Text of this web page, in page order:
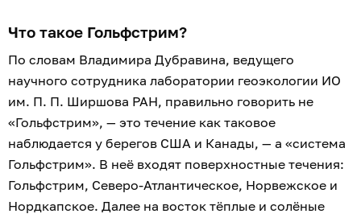
Что такое Гольфстрим?
По словам Владимира Дубравина, ведущего
научного сотрудника лаборатории геоэкологии ИО
им. П. П. Ширшова РАН, правильно говорить не
«Гольфстрим», — это течение как таковое
наблюдается у берегов США и Канады, — а «система
Гольфстрим». В неё входят поверхностные течения:
Гольфстрим, Северо-Атлантическое, Норвежское и
Нордкапское. Далее на восток тёплые и солёные